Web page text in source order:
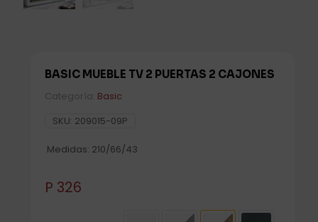
BASIC MUEBLE TV 2 PUERTAS 2 CAJONES
Categoría: Basic
SKU: 209015-09P
Medidas: 210/66/43
P 326